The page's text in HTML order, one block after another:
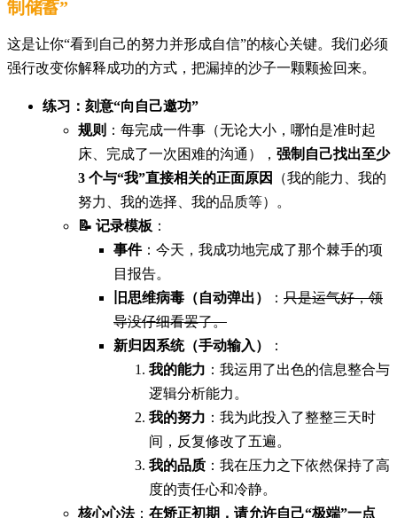
制储蓄”
这是让你“看到自己的努力并形成自信”的核心关键。我们必须
强行改变你解释成功的方式，把漏掉的沙子一颗颗捡回来。
练习：刻意“向自己邀功”
规则 ：每完成一件事（无论大小，哪怕是准时起
床、完成了一次困难的沟通）， 强制自己找出至少
3 个与“我”直接相关的正面原因
（我的能力、我的
努力、我的选择、我的品质等）。
📝 记录模板 ：
事件：今天，我成功地完成了那个棘手的项
目报告。
旧思维病毒（自动弹出）
： 只是运气好，领
导没仔细看罢了。
新归因系统（手动输入）
：
我的能力 ：我运用了出色的信息整合与
逻辑分析能力。
我的努力 ：我为此投入了整整三天时
间，反复修改了五遍。
我的品质 ：我在压力之下依然保持了高
度的责任心和冷静。
核心心法： 在矫正初期，请允许自己“极端”一点